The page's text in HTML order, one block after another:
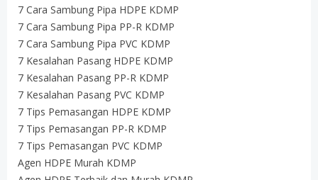
7 Cara Sambung Pipa HDPE KDMP
7 Cara Sambung Pipa PP-R KDMP
7 Cara Sambung Pipa PVC KDMP
7 Kesalahan Pasang HDPE KDMP
7 Kesalahan Pasang PP-R KDMP
7 Kesalahan Pasang PVC KDMP
7 Tips Pemasangan HDPE KDMP
7 Tips Pemasangan PP-R KDMP
7 Tips Pemasangan PVC KDMP
Agen HDPE Murah KDMP